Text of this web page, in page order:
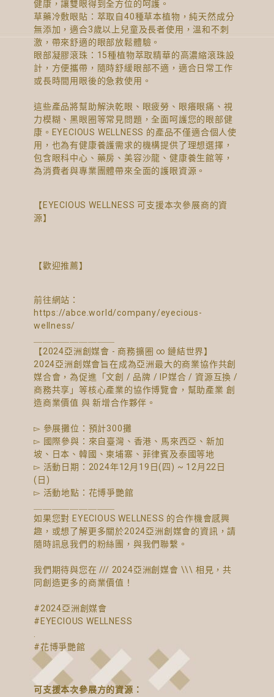
健康，讓雙眼得到全方位的呵護。
草藥冷敷眼貼：萃取自40種草本植物，純天然成分
無添加，適合3歲以上兒童及長者使用，溫和不刺
激，帶來舒適的眼部放鬆體驗。
眼部凝膠滾珠：15種植物萃取精華的高濃縮滾珠設
計，方便攜帶，隨時舒緩眼部不適，適合日常工作
或長時間用眼後的急救使用。
這些產品將幫助解決乾眼、眼疲勞、眼癢眼痛、視
力模糊、黑眼圈等常見問題，全面呵護您的眼部健
康。EYECIOUS WELLNESS 的產品不僅適合個人使
用，也為有健康養護需求的機構提供了理想選擇，
包含眼科中心、藥房、美容沙龍、健康養生館等，
為消費者與專業團體帶來全面的護眼資源。
【EYECIOUS WELLNESS 可支援本次參展商的資
源】
【歡迎推薦】
前往網站：
https://abce.world/company/eyecious-
wellness/
【2024亞洲創媒會 - 商務擴圈 ∞ 鏈結世界】 ​
2024亞洲創媒會旨在成為亞洲最大的商業協作共創
媒合會，為促進「文創 / 品牌 / IP媒合 / 資源互換 /
商務共享」等核心產業的協作博覽會，幫助產業 創
造商業價值 與 新增合作夥伴。
▻ 參展攤位：預計300攤 ​
▻ 國際參與：來自臺灣、香港、馬來西亞、新加
坡、日本、韓國、柬埔寨、菲律賓及泰國等地 ​
▻ 活動日期：2024年12月19日(四) ~ 12月22日
(日) ​
▻ 活動地點：花博爭艷館
如果您對 EYECIOUS WELLNESS 的合作機會感興
趣，或想了解更多關於2024亞洲創媒會的資訊，請
隨時訊息我們的粉絲團，與我們聯繫。
我們期待與您在 /// 2024亞洲創媒會 \\\ 相見，共
同創造更多的商業價值！
#2024亞洲創媒會
#EYECIOUS WELLNESS
#花博爭艷館
可支援本次參展方的資源：